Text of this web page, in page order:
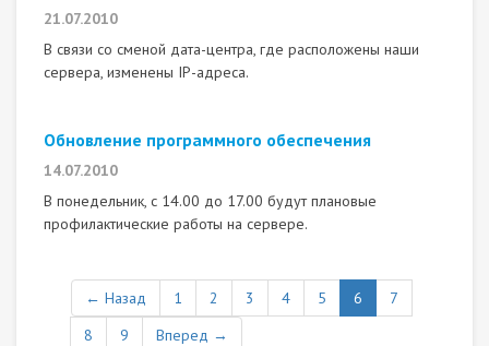
21.07.2010
В связи со сменой дата-центра, где расположены наши
сервера, изменены IP-адреса.
Обновление программного обеспечения
14.07.2010
В понедельник, с 14.00 до 17.00 будут плановые
профилактические работы на сервере.
← Назад 1 2 3 4 5 6
7
8
9 Вперед →